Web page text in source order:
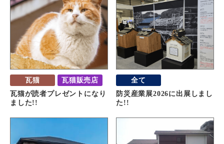
瓦猫 瓦猫販売店
瓦猫が読者プレゼントになり
ました!!
全て
防災産業展2026に出展しまし
た!!